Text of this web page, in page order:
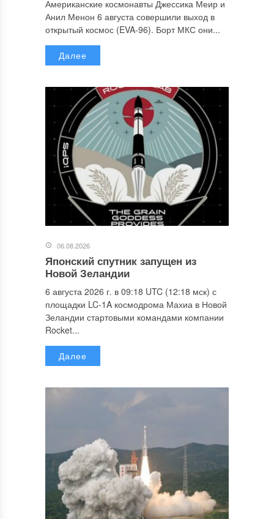
Американские космонавты Джессика Меир и
Анил Менон 6 августа совершили выход в
открытый космос (EVA-96). Борт МКС они...
Далее
06.08.2026
Японский спутник запущен из
Новой Зеландии
6 августа 2026 г. в 09:18 UTC (12:18 мск) с
площадки LC-1A космодрома Махиа в Новой
Зеландии стартовыми командами компании
Rocket...
Далее